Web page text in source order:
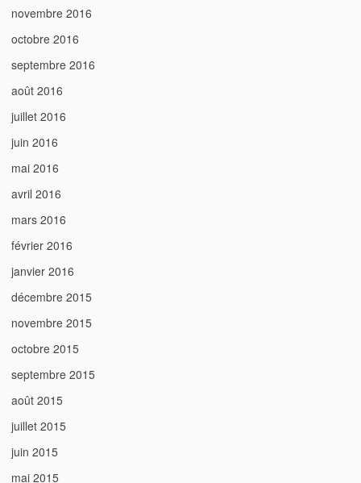
novembre 2016
octobre 2016
septembre 2016
août 2016
juillet 2016
juin 2016
mai 2016
avril 2016
mars 2016
février 2016
janvier 2016
décembre 2015
novembre 2015
octobre 2015
septembre 2015
août 2015
juillet 2015
juin 2015
mai 2015